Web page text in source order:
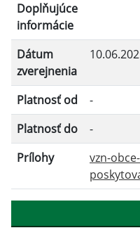
Filtrovať
Doplňujúce
informácie
Dátum
zverejnenia
Platnosť od
-
Platnosť do
-
Prílohy
vzn-